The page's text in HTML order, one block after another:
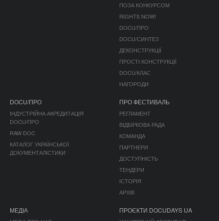
ПОЗА КОНКУРСОМ
RIGHTS NOW!
DOCU/ПРО
DOCU/СИНТЕЗ
ДЕКОНСТРУКЦІЇ
ПРОСТІ КОНСТРУКЦІЇ
DOCU/КЛАС
НАГОРОДИ
DOCU/ПРО
ІНДУСТРІЙНА АКРЕДИТАЦІЯ
DOCU/ПРО
RAW DOC
КАТАЛОГ УКРАЇНСЬКОЇ
ДОКУМЕНТАЛІСТИКИ
ПРО ФЕСТИВАЛЬ
РЕГЛАМЕНТ
ВІДБІРКОВА РАДА
КОМАНДА
ПАРТНЕРИ
ДОСТУПНІСТЬ
ТЕНДЕРИ
ІСТОРІЯ
АРХІВ
МЕДІА ПРОЄКТИ DOCUDAYS UA